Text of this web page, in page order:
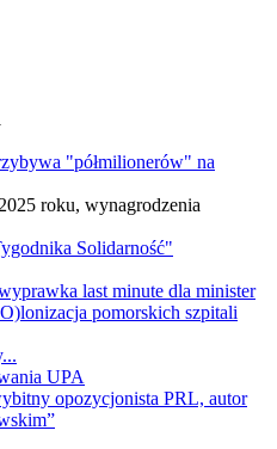
"półmilionerów" na
roku, wynagrodzenia
Solidarność"
last minute dla minister
pomorskich szpitali
UPA
opozycjonista PRL, autor